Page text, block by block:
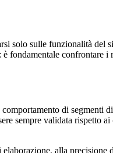
solo sulle funzionalità del
fondamentale confrontare
di segmenti
sempre validata rispetto
alla precisione